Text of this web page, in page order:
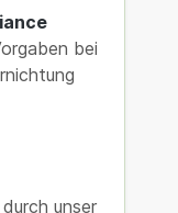
bei
unser